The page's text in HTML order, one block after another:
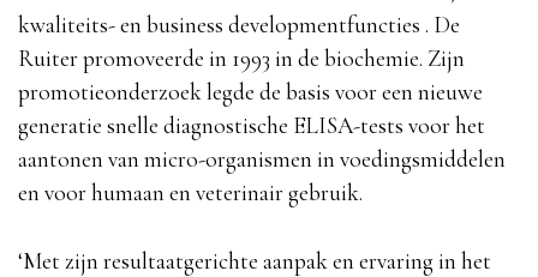
kwaliteits- en business developmentfuncties . De
Ruiter promoveerde in 1993 in de biochemie. Zijn
promotieonderzoek legde de basis voor een nieuwe
generatie snelle diagnostische ELISA-tests voor het
aantonen van micro-organismen in voedingsmiddelen
en voor humaan en veterinair gebruik.
‘Met zijn resultaatgerichte aanpak en ervaring in het